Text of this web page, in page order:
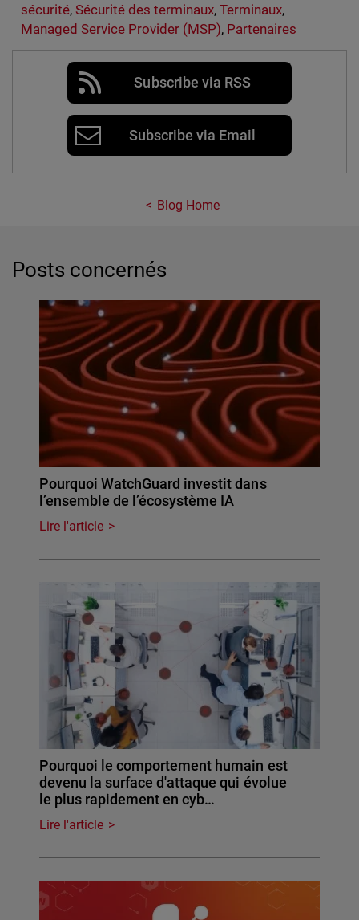
sécurité, Sécurité des terminaux,Terminaux,
Managed Service Provider (MSP), Partenaires
Subscribe via RSS
Subscribe via Email
Blog Home
Posts concernés
Pourquoi WatchGuard investit dans
l’ensemble de l’écosystème IA
Lire l'article
Pourquoi le comportement humain est
devenu la surface d'attaque qui évolue
le plus rapidement en cyb…
Lire l'article